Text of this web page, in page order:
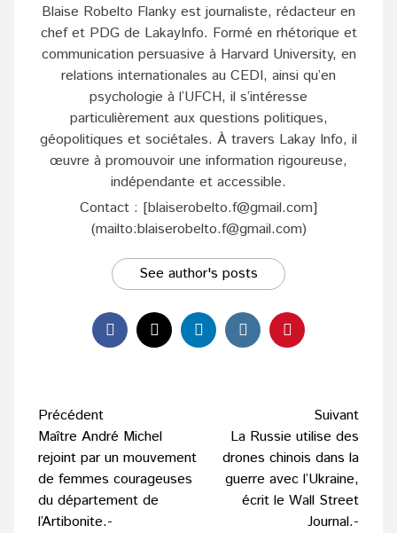
Blaise Robelto Flanky est journaliste, rédacteur en
chef et PDG de LakayInfo. Formé en rhétorique et
communication persuasive à Harvard University, en
relations internationales au CEDI, ainsi qu’en
psychologie à l’UFCH, il s’intéresse
particulièrement aux questions politiques,
géopolitiques et sociétales. À travers Lakay Info, il
œuvre à promouvoir une information rigoureuse,
indépendante et accessible.
Contact : [blaiserobelto.f@gmail.com]
(mailto:blaiserobelto.f@gmail.com)
See author's posts
Navigation
d’article
Précédent
Maître André Michel
rejoint par un mouvement
de femmes courageuses
du département de
l’Artibonite.-
Suivant
La Russie utilise des
drones chinois dans la
guerre avec l’Ukraine,
écrit le Wall Street
Journal.-